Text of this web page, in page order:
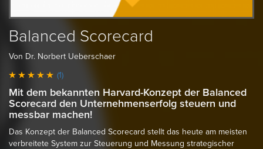
Balanced Scorecard
Von Dr. Norbert Ueberschaer
(1)
Mit dem bekannten Harvard-Konzept der Balanced
Scorecard den Unternehmenserfolg steuern und
messbar machen!
Das Konzept der Balanced Scorecard stellt das heute am meisten
verbreitete System zur Steuerung und Messung strategischer